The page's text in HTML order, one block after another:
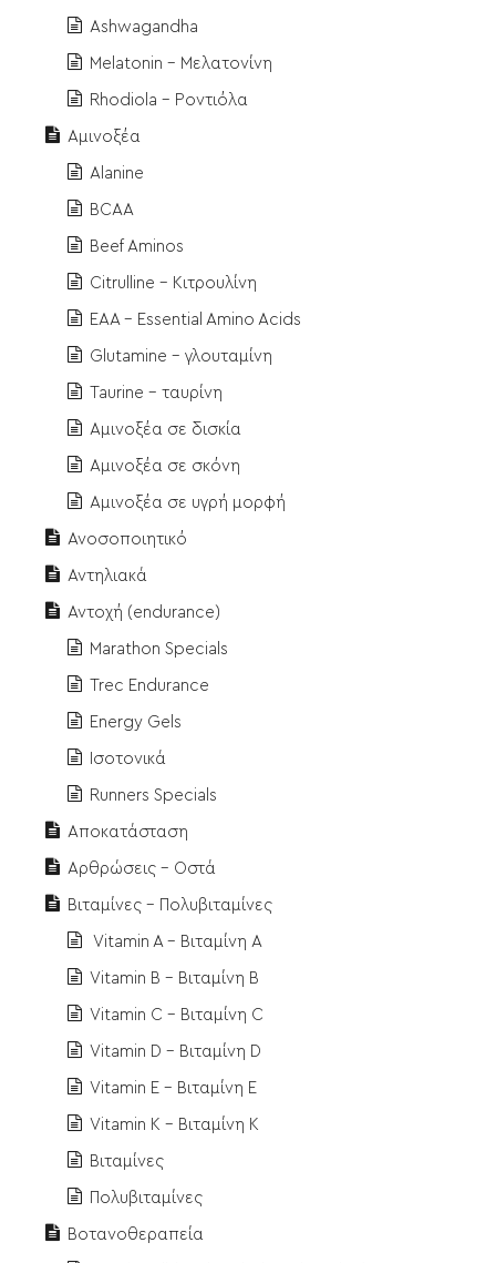
Ashwagandha
Melatonin - Μελατονίνη
Rhodiola - Ροντιόλα
Αμινοξέα
Alanine
BCAA
Beef Aminos
Citrulline - Κιτρουλίνη
EAA - Essential Amino Acids
Glutamine - γλουταμίνη
Taurine - ταυρίνη
Αμινοξέα σε δισκία
Αμινοξέα σε σκόνη
Αμινοξέα σε υγρή μορφή
Ανοσοποιητικό
Αντηλιακά
Αντοχή (endurance)
Marathon Specials
Trec Endurance
Energy Gels
Ισοτονικά
Runners Specials
Αποκατάσταση
Αρθρώσεις - Οστά
Βιταμίνες - Πολυβιταμίνες
Vitamin A - Βιταμίνη Α
Vitamin B - Βιταμίνη Β
Vitamin C - Βιταμίνη C
Vitamin D - Βιταμίνη D
Vitamin E - Βιταμίνη Ε
Vitamin K - Βιταμίνη Κ
Βιταμίνες
Πολυβιταμίνες
Βοτανοθεραπεία